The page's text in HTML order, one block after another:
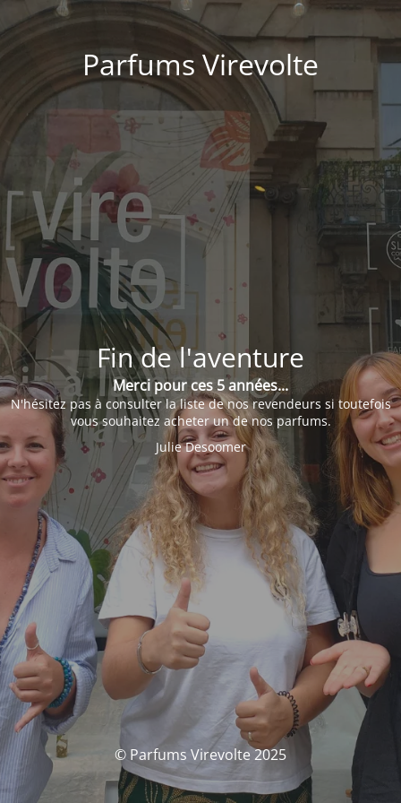
Parfums Virevolte
Fin de l'aventure
Merci pour ces 5 années...
N'hésitez pas à consulter la liste de nos revendeurs si toutefois
vous souhaitez acheter un de nos parfums.
Julie Desoomer
© Parfums Virevolte 2025